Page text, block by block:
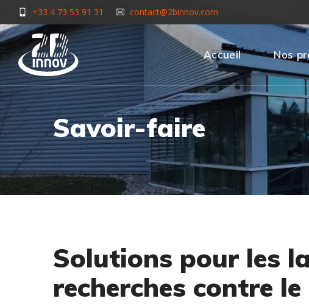
+33 4 73 53 91 31 contact@2binnov.com
Accueil Nos
Savoir-faire
Solutions pour les
recherches contre